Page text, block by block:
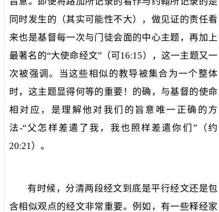
同时发生的（其实可能性不大），做见证的责任看
来也是基督每一次与门徒会面的中心主题，再加上
最著名的“大使命经文”（可16:15），这一主题又一
次被强调。当这些相似的教导被集合为一个整体
时，这主题显得何等的重要！的确，与基督的使命
相对应，是理解他对我们的旨意唯一正确的方
法-“父怎样差遣了我，我也照样差遣你们”（约
20:21 ）。
有时候，分清两段经文到底是平行经文还是包
含相似观点的经文非常重要。例如，有一些释经家